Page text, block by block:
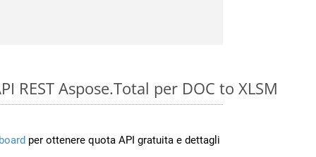
REST Aspose.Total per DOC to XLSM
per ottenere quota API gratuita e dettagli